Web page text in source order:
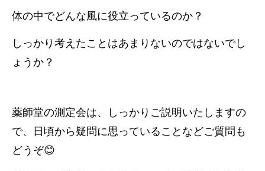
体の中でどんな風に役立っているのか？
しっかり考えたことはあまりないのではないでし
ょうか？
薬師堂の測定会は、しっかりご説明いたしますの
で、日頃から疑問に思っていることなどご質問も
どうぞ😊